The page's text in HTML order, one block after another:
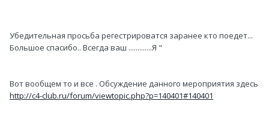
Убедительная просьба регестрироватся заранее кто поедет...
Большое спасибо.. Всегда ваш .............Я "
Вот вообщем то и все . Обсуждение данного мероприятия здесь
http://c4-club.ru/forum/viewtopic.php?p=140401#140401